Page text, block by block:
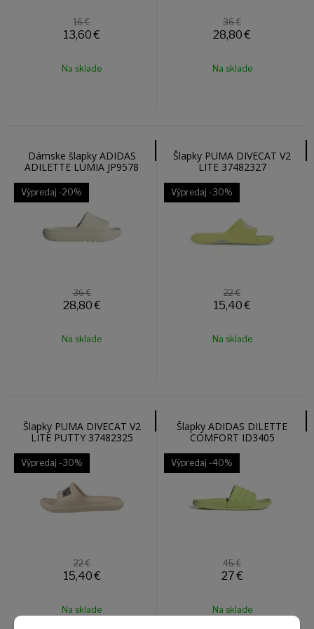
16 €
13,60 €
Na sklade
36 €
28,80 €
Na sklade
Dámske šlapky ADIDAS
ADILETTE LUMIA JP9578
Výpredaj -20%
36 €
28,80€
Na sklade
Šlapky PUMA DIVECAT V2
LITE 37482327
Výpredaj -30%
22 €
15,40 €
Na sklade
Šlapky PUMA DIVECAT V2
LITE PUTTY 37482325
Výpredaj -30%
22 €
15,40€
Na sklade
Šlapky ADIDAS DILETTE
COMFORT ID3405
Výpredaj -40%
45 €
27€
Na sklade